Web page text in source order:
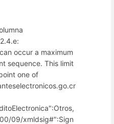
occur a maximum
sequence. This limit
one of
09/xmldsig#":Sign